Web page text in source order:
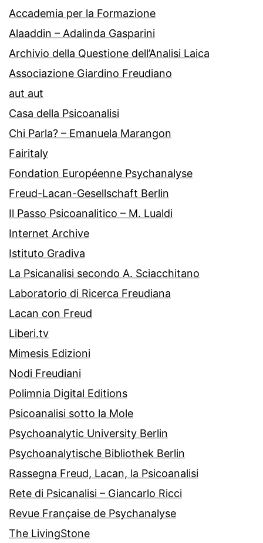
Accademia per la Formazione
Alaaddin – Adalinda Gasparini
Archivio della Questione dell’Analisi Laica
Associazione Giardino Freudiano
aut aut
Casa della Psicoanalisi
Chi Parla? – Emanuela Marangon
Fairitaly
Fondation Européenne Psychanalyse
Freud-Lacan-Gesellschaft Berlin
Il Passo Psicoanalitico – M. Lualdi
Internet Archive
Istituto Gradiva
La Psicanalisi secondo A. Sciacchitano
Laboratorio di Ricerca Freudiana
Lacan con Freud
Liberi.tv
Mimesis Edizioni
Nodi Freudiani
Polimnia Digital Editions
Psicoanalisi sotto la Mole
Psychoanalytic University Berlin
Psychoanalytische Bibliothek Berlin
Rassegna Freud, Lacan, la Psicoanalisi
Rete di Psicanalisi – Giancarlo Ricci
Revue Française de Psychanalyse
The LivingStone